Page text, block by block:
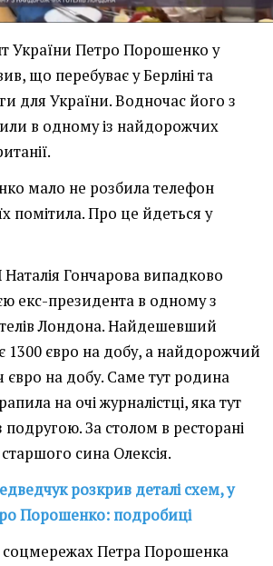
України Петро Порошенко у
що перебуває у Берліні та
для України. Водночас його з
в одному із найдорожчих
мало не розбила телефон
помітила. Про це йдеться у
Гончарова випадково
екс-президента в одному з
Лондона. Найдешевший
1300 євро на добу, а найдорожчий
євро на добу. Саме тут родина
на очі журналістці, яка тут
подругою. За столом в ресторані
старшого сина Олексія.
розкрив деталі схем, у
Порошенко: подробиці
соцмережах Петра Порошенка